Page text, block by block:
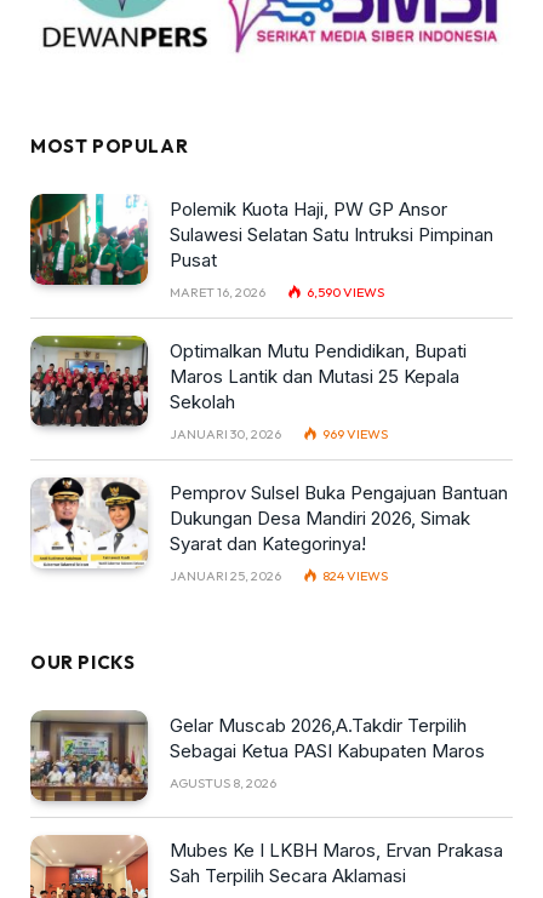
MOST POPULAR
Polemik Kuota Haji, PW GP Ansor
Sulawesi Selatan Satu Intruksi Pimpinan
Pusat
MARET 16, 2026 6,590VIEWS
Optimalkan Mutu Pendidikan, Bupati
Maros Lantik dan Mutasi 25 Kepala
Sekolah
JANUARI 30, 2026 969VIEWS
Pemprov Sulsel Buka Pengajuan Bantuan
Dukungan Desa Mandiri 2026, Simak
Syarat dan Kategorinya!
JANUARI 25, 2026 824VIEWS
OUR PICKS
Gelar Muscab 2026,A.Takdir Terpilih
Sebagai Ketua PASI Kabupaten Maros
AGUSTUS 8, 2026
Mubes Ke I LKBH Maros, Ervan Prakasa
Sah Terpilih Secara Aklamasi